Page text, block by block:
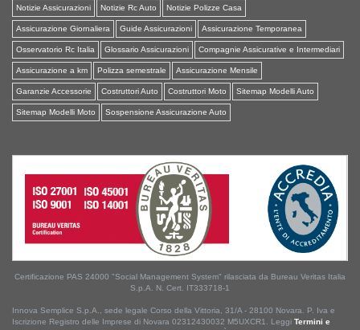
Notizie Assicurazioni
Notizie Rc Auto Notizie Polizze Casa
Assicurazione Giornaliera Guide Assicurazioni Assicurazione Temporanea
Osservatorio Rc Italia Glossario Assicurazioni Compagnie Assicurative e Intermediari
Assicurazione a km Polizza semestrale Assicurazione Mensile
Garanzie Accessorie Costruttori Auto Costruttori Moto Sitemap Modelli Auto
Sitemap Modelli Moto Sospensione Assicurazione Auto
Certificazione PAS 24000 "Social Management System" rilasciata da Bureau Veritas Italia
S.p.A. N. Cert. IT333718-1
Innova Semplice S.p.A., sede legale Corso della Vittoria, 31/A - 28100 Novara. P. Iva e
Iscrizione Registro delle Imprese di Novara 02312430032 M5UXCR1. Leggi Termini e